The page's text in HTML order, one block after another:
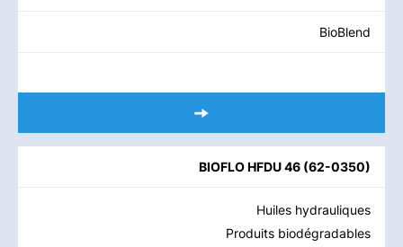
BioBlend
BIOFLO HFDU 46 (62-0350)
Huiles hydrauliques
Produits biodégradables